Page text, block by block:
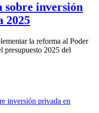
sobre inversión
2025
la reforma al Poder
presupuesto 2025 del